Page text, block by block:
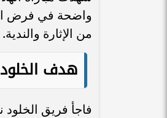
واضحة في فرض
من الإثارة والندية.
هدف